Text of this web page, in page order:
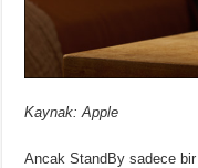
Kaynak: Apple
Ancak StandBy sadece